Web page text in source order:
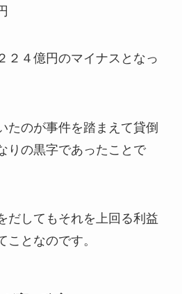
２４億円のマイナスとなっ
たのが事件を踏まえて貸倒
りの黒字であったことで
だしてもそれを上回る利益
ことなのです。